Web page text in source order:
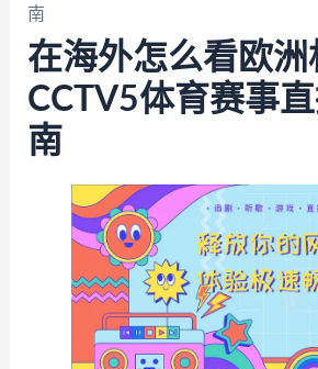
南
在海外怎么看欧洲
CCTV5体育赛事
南